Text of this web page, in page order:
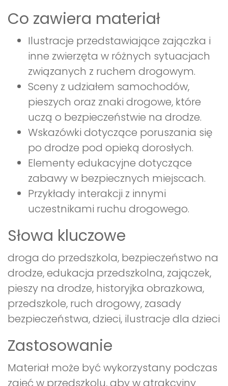
Co zawiera materiał
Ilustracje przedstawiające zajączka i
inne zwierzęta w różnych sytuacjach
związanych z ruchem drogowym.
Sceny z udziałem samochodów,
pieszych oraz znaki drogowe, które
uczą o bezpieczeństwie na drodze.
Wskazówki dotyczące poruszania się
po drodze pod opieką dorosłych.
Elementy edukacyjne dotyczące
zabawy w bezpiecznych miejscach.
Przykłady interakcji z innymi
uczestnikami ruchu drogowego.
Słowa kluczowe
droga do przedszkola, bezpieczeństwo na
drodze, edukacja przedszkolna, zajączek,
pieszy na drodze, historyjka obrazkowa,
przedszkole, ruch drogowy, zasady
bezpieczeństwa, dzieci, ilustracje dla dzieci
Zastosowanie
Materiał może być wykorzystany podczas
zajęć w przedszkolu, aby w atrakcyjny